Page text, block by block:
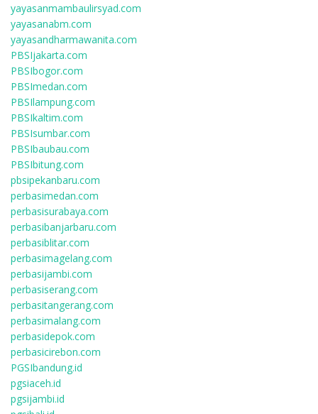
yayasanmambaulirsyad.com
yayasanabm.com
yayasandharmawanita.com
PBSIjakarta.com
PBSIbogor.com
PBSImedan.com
PBSIlampung.com
PBSIkaltim.com
PBSIsumbar.com
PBSIbaubau.com
PBSIbitung.com
pbsipekanbaru.com
perbasimedan.com
perbasisurabaya.com
perbasibanjarbaru.com
perbasiblitar.com
perbasimagelang.com
perbasijambi.com
perbasiserang.com
perbasitangerang.com
perbasimalang.com
perbasidepok.com
perbasicirebon.com
PGSIbandung.id
pgsiaceh.id
pgsijambi.id